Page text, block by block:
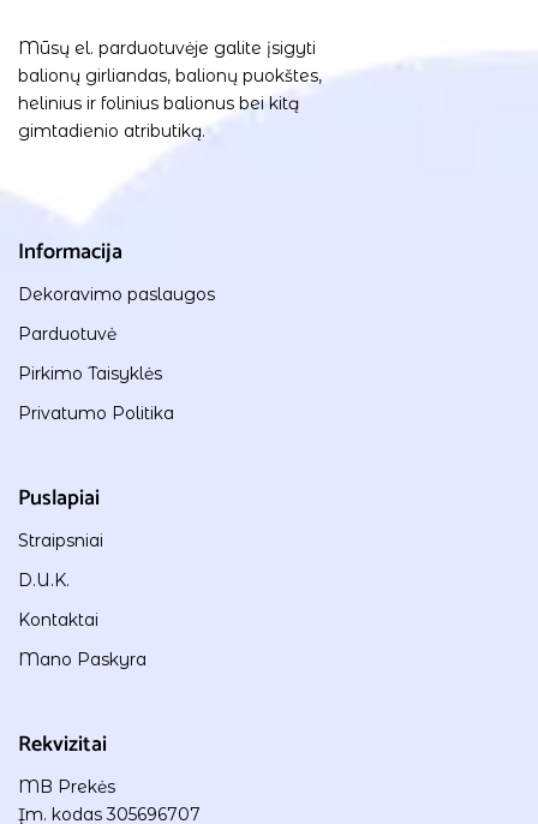
Mūsų el. parduotuvėje galite įsigyti
balionų girliandas, balionų puokštes,
helinius ir folinius balionus bei kitą
gimtadienio atributiką.
Informacija
Dekoravimo paslaugos
Parduotuvė
Pirkimo Taisyklės
Privatumo Politika
Puslapiai
Straipsniai
D.U.K.
Kontaktai
Mano Paskyra
Rekvizitai
MB Prekės
Įm. kodas 305696707